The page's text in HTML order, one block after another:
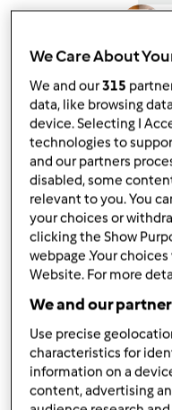
Makaron z
1opakowania
1porcjibrokuł,
10pomidory,
70gramywędzony
We Care About
We and our315
data, like browsing
device. Selecting I
technologies to
and our partners
disabled, some
relevant to you. You
your choices or
clicking the Show
webpage .Your
Website. For more
We and our
Use precise
characteristics for
information on a
content, advertising